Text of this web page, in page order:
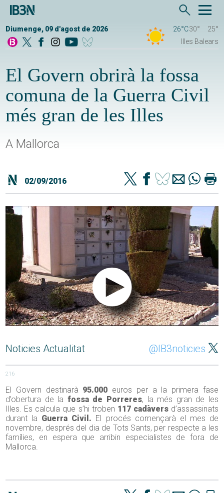
Diumenge, 09 d'agost de 2026 26°C30°
25°
Illes Balears
El Govern obrirà la fossa
comuna de la Guerra Civil
més gran de les Illes
A Mallorca
02/09/2016
Noticies Actualitat @IB3noticies
216
El Govern destinarà 95.000 euros per a la primera fase
d’obertura de la fossa de Porreres, la més gran de les
Illes. Es calcula que s’hi troben 117 cadàversd’assassinats
durant la Guerra Civil. El procés començarà el mes de
novembre, després del dia de Tots Sants, per respecte a les
famílies, en espera que arribin especialistes de fora de
Mallorca.